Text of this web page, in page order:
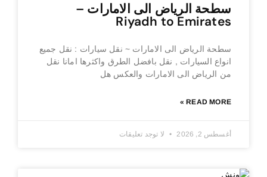
سطحة الرياض الى الامارات –
Riyadh to Emirates
سطحة الرياض الى الامارات ~ نقل سيارات : نقل جميع
انواع السيارات , نقل بافضل الطرق واكثرها امانا نقل
من الرياض الى الامارات والعكس هل
READ MORE »
أغسطس 2, 2026 لا توجد تعليقات